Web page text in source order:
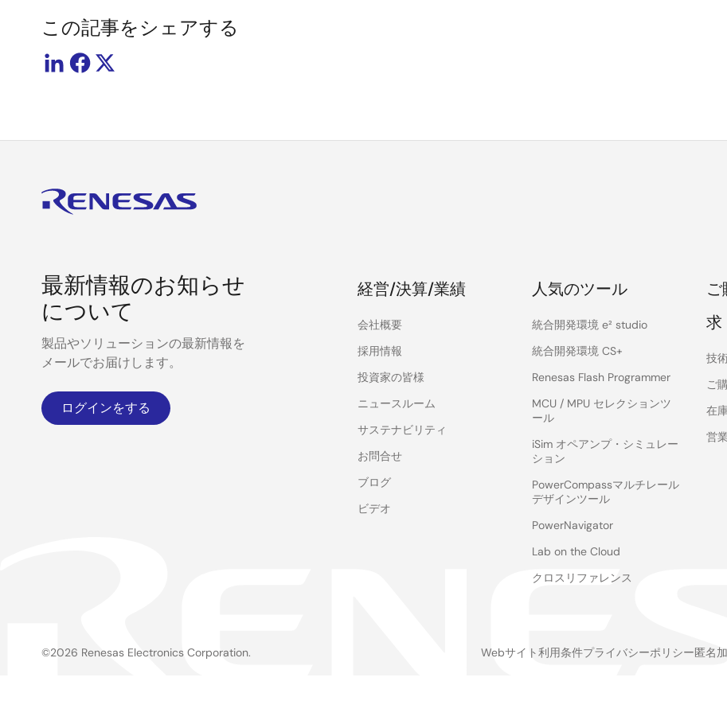
この記事をシェアする
最新情報のお知らせ
について
製品やソリューションの最新情報を
メールでお届けします。
ログインをする
経営/決算/業績
会社概要
採用情報
投資家の皆様
ニュースルーム
サステナビリティ
お問合せ
ブログ
ビデオ
人気のツール
統合開発環境 e² studio
統合開発環境 CS+
Renesas Flash Programmer
MCU / MPU セレクションツ
ール
iSim オペアンプ・シミュレー
ション
PowerCompassマルチレール
デザインツール
PowerNavigator
Lab on the Cloud
クロスリファレンス
求
技
ご
在
営
©2026 Renesas Electronics Corporation. Webサイト利用条件プライバシーポリシー匿名